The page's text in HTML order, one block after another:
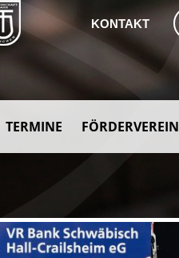
KONTAKT
TERMINE FÖRDERVEREIN